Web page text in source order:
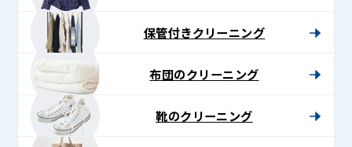
ト〉
保管付きクリーニング
布団のクリーニング
靴のクリーニング